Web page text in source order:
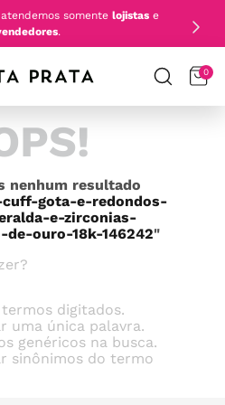
somente lojistase
.
0
nenhum resultado
gota-e-redondos-
e-zirconias-
ouro-18k-146242"
digitados.
uma única palavra.
genéricos na busca.
sinônimos do termo